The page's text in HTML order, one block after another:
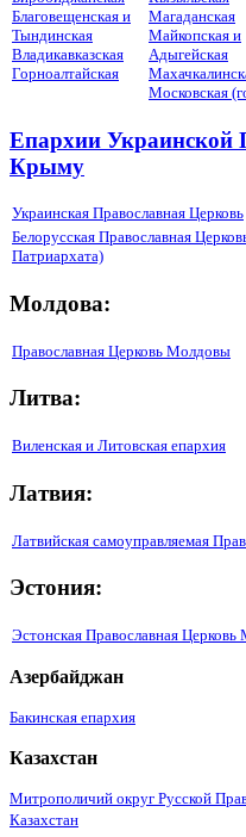
Благовещенская и
Тындинская
Владикавказская
Горноалтайская
Магаданская
Майкопская и
Адыгейская
Московская
Епархии Украинской
Крыму
Украинская Православная Церковь
Белорусская Православная
Патриархата)
Молдова:
Православная Церковь Молдовы
Литва:
Виленская и Литовская епархия
Латвия:
Латвийская самоуправляемая
Эстония:
Эстонская Православная Церковь
Азербайджан
Бакинская епархия
Казахстан
Митрополичий округ Русской
Казахстан